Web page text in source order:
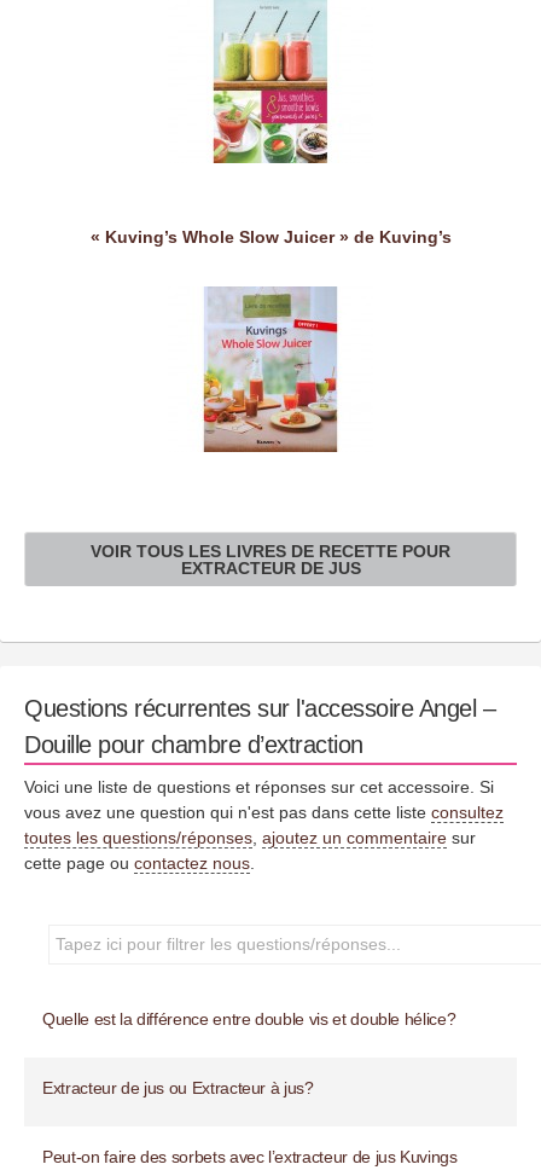
« Kuving’s Whole Slow Juicer » de Kuving’s
VOIR TOUS LES LIVRES DE RECETTE POUR
EXTRACTEUR DE JUS
Questions récurrentes sur l'accessoire Angel –
Douille pour chambre d’extraction
Voici une liste de questions et réponses sur cet accessoire. Si
vous avez une question qui n'est pas dans cette liste consultez
toutes les questions/réponses ajoutez un commentaire sur
cette page ou contactez nous
Quelle est la différence entre double vis et double hélice?
Extracteur de jus ou Extracteur à jus?
Peut-on faire des sorbets avec l’extracteur de jus Kuvings